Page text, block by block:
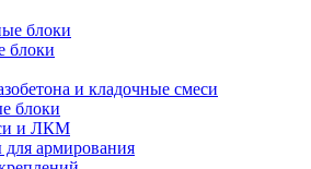
блоки
блоки
и кладочные смеси
блоки
и ЛКМ
армирования